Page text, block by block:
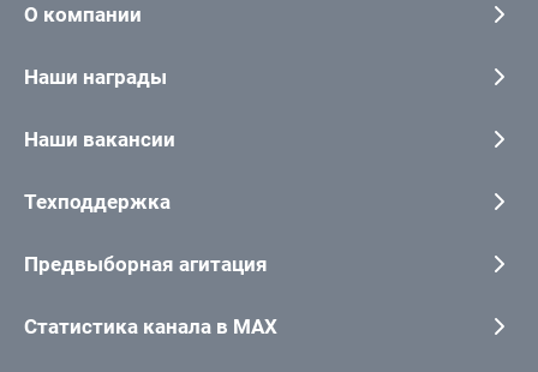
О компании
Наши награды
Наши вакансии
Техподдержка
Предвыборная агитация
Статистика канала в MAX